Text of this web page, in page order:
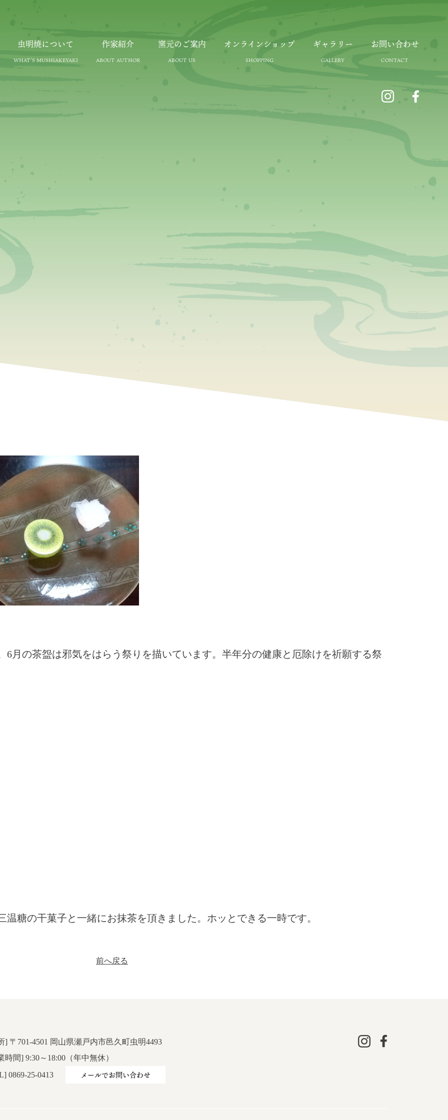
虫明焼について 作家紹介 窯元のご案内 オンラインショップ ギャラリー お問い合わせ
6月の茶盌は邪気をはらう祭りを描いています。半年分の健康と厄除けを祈願する祭
糖の干菓子と一緒にお抹茶を頂きました。ホッとできる一時です。
前へ戻る
] 〒701-4501 岡山県瀬戸内市邑久町虫明4493
時間] 9:30～18:00（年中無休）
0869-25-0413
メールでお問い合わせ